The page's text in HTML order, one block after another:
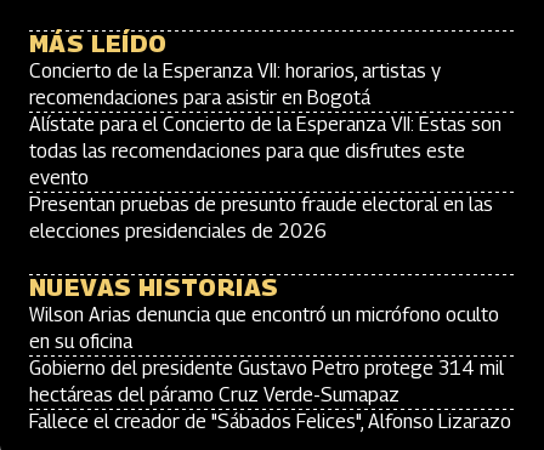
MÁS LEÍDO
Concierto de la Esperanza VII: horarios, artistas y
recomendaciones para asistir en Bogotá
Alístate para el Concierto de la Esperanza VII: Estas son
todas las recomendaciones para que disfrutes este
evento
Presentan pruebas de presunto fraude electoral en las
elecciones presidenciales de 2026
NUEVAS HISTORIAS
Wilson Arias denuncia que encontró un micrófono oculto
en su oficina
Gobierno del presidente Gustavo Petro protege 314 mil
hectáreas del páramo Cruz Verde-Sumapaz
Fallece el creador de "Sábados Felices", Alfonso Lizarazo